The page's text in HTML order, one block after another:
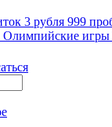
3 рубля 999
игры